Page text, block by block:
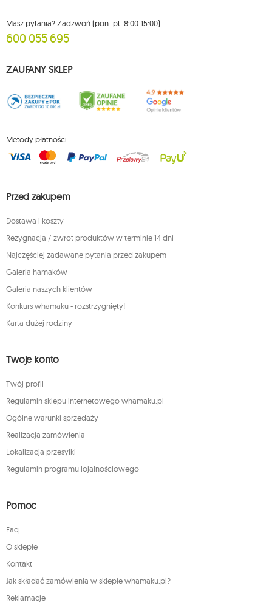
Masz pytania? Zadzwoń (pon.-pt. 8:00-15:00)
600 055 695
ZAUFANY SKLEP
Metody płatności
Przed zakupem
Dostawa i koszty
Rezygnacja / zwrot produktów w terminie 14 dni
Najczęściej zadawane pytania przed zakupem
Galeria hamaków
Galeria naszych klientów
Konkurs whamaku - rozstrzygnięty!
Karta dużej rodziny
Twoje konto
Twój profil
Regulamin sklepu internetowego whamaku.pl
Ogólne warunki sprzedaży
Realizacja zamówienia
Lokalizacja przesyłki
Regulamin programu lojalnościowego
Pomoc
Faq
O sklepie
Kontakt
Jak składać zamówienia w sklepie whamaku.pl?
Reklamacje